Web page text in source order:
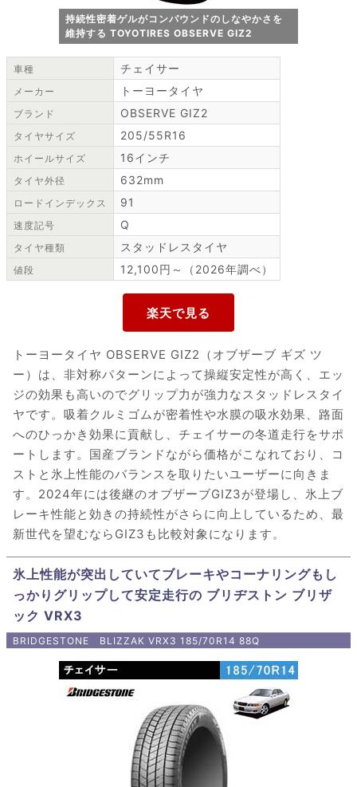
持続性密着ゲルがコンパウンドのしなやかさを
維持する TOYOTIRES OBSERVE GIZ2
車種 チェイサー
メーカー トーヨータイヤ
ブランド OBSERVE GIZ2
タイヤサイズ 205/55R16
ホイールサイズ 16インチ
タイヤ外径 632mm
ロードインデックス 91
速度記号 Q
タイヤ種類 スタッドレスタイヤ
値段 12,100円～（2026年調べ）
トーヨータイヤ OBSERVE GIZ2（オブザーブ ギズ ツ
ー）は、非対称パターンによって操縦安定性が高く、エッ
ジの効果も高いのでグリップ力が強力なスタッドレスタイ
ヤです。吸着クルミゴムが密着性や水膜の吸水効果、路面
へのひっかき効果に貢献し、チェイサーの冬道走行をサポ
ートします。国産ブランドながら価格がこなれており、コ
ストと氷上性能のバランスを取りたいユーザーに向きま
す。2024年には後継のオブザーブGIZ3が登場し、氷上ブ
レーキ性能と効きの持続性がさらに向上しているため、最
新世代を望むならGIZ3も比較対象になります。
氷上性能が突出していてブレーキやコーナリングもし
っかりグリップして安定走行の ブリヂストン ブリザ
ック VRX3
BRIDGESTONE BLIZZAK VRX3 185/70R14 88Q